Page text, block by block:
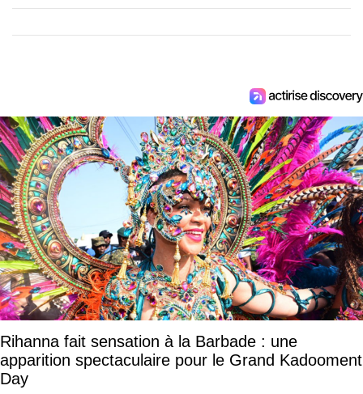
Rihanna fait sensation à la Barbade : une
apparition spectaculaire pour le Grand Kadooment
Day